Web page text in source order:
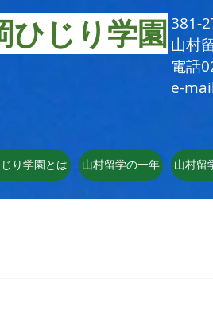
じり学園381-
山村
電話
e-
り学園とは 山村留学の一年 山村留